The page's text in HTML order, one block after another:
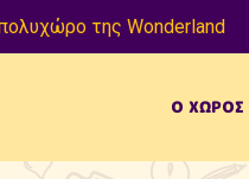
της Wonderland
Ο ΧΩΡΟΣ